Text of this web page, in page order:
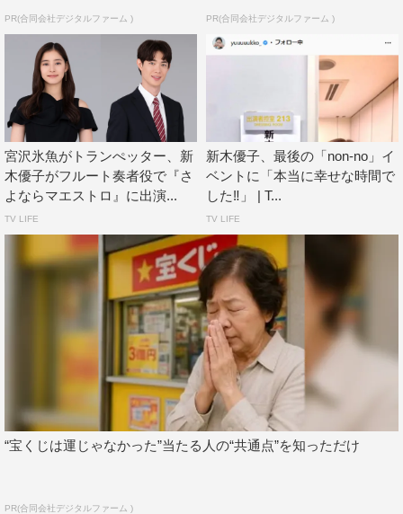
YouTube：
https://www.youtube.com/channel/UChrwWDsptJWqbV_o
PKdHk1Q
©MBS
新木優子
PR(合同会社デジタルファーム ) PR(合同会社デジタルファーム )
宮沢氷魚がトランぺッター、新
木優子がフルート奏者役で『さ
よならマエストロ』に出演...
TV LIFE
新木優子、最後の「non-no」イ
ベントに「本当に幸せな時間で
した‼︎」 | T...
TV LIFE
“宝くじは運じゃなかった”当たる人の“共通点”を知っただけ
PR(合同会社デジタルファーム )